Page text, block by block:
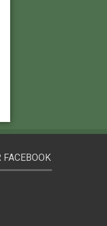
FACEBOOK